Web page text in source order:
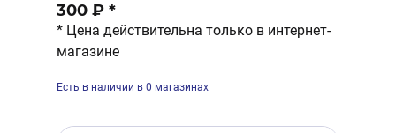
300 ₽ *
* Цена действительна только в интернет-
магазине
Есть в наличии в 0 магазинах